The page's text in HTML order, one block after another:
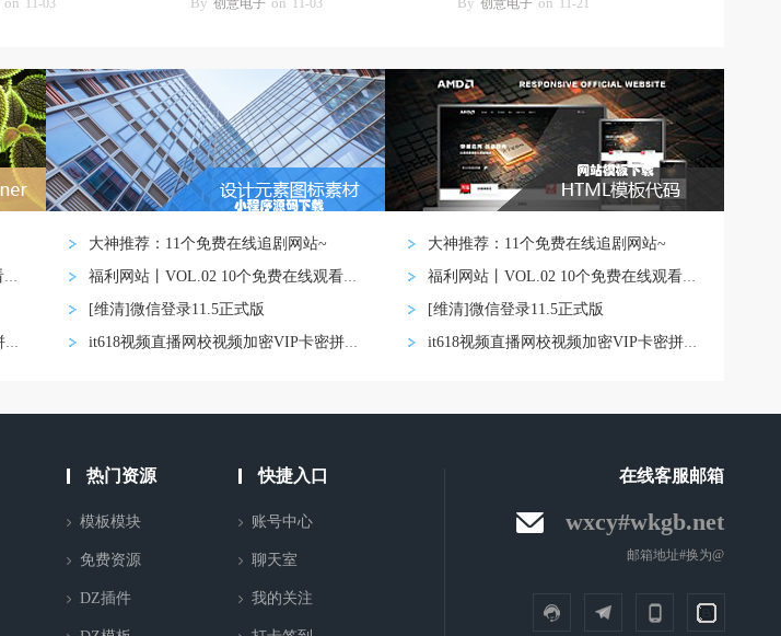
11-03 创意电子 11-03 创意电子 11-21
福利网站丨VOL.02 10个免费在线观看影视网
it618视频直播网校视频加密VIP卡密拼课认证
大神推荐：11个免费在线追剧网站~
福利网站丨VOL.02 10个免费在线观看影视网
[维清]微信登录11.5正式版
it618视频直播网校视频加密VIP卡密拼课认证
大神推荐：11个免费在线追剧网站~
福利网站丨VOL.02 10个免费在线观看影视网
[维清]微信登录11.5正式版
it618视频直播网校视频加密VIP卡密拼课认证
热门资源
模板模块
免费资源
DZ插件
快捷入口
账号中心
聊天室
我的关注
在线客服邮箱
wxcy#wkgb.net
邮箱地址#换为@